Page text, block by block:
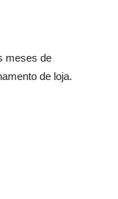
meses de
de loja.